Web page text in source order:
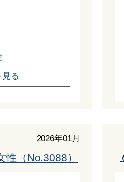
見る
2026年01月
性（No.3088）